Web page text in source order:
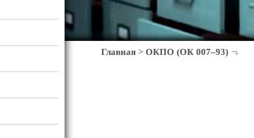
Главная > ОКПО (ОК 007–93)